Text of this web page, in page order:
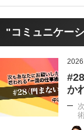
"コミュニケー
か